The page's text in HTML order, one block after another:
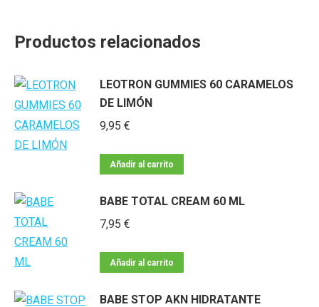
Productos relacionados
LEOTRON GUMMIES 60 CARAMELOS
DE LIMÓN
9,95 €
Añadir al carrito
BABE TOTAL CREAM 60 ML
7,95 €
Añadir al carrito
BABE STOP AKN HIDRATANTE